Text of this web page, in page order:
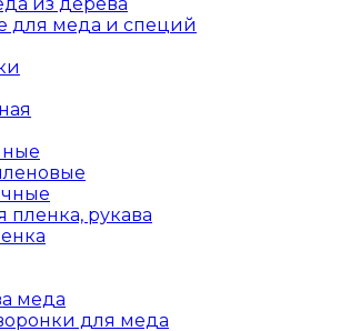
для меда и специй
пленка, рукава
меда
для меда